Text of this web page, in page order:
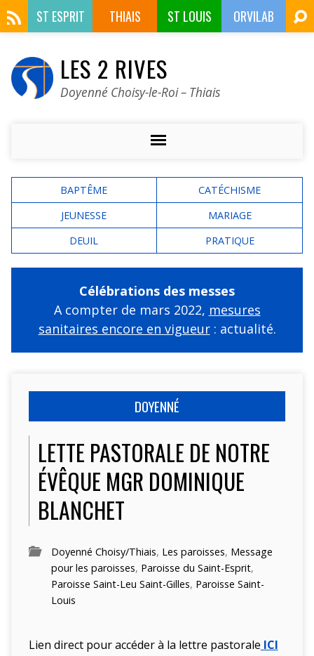
ST ESPRIT THIAIS ST LOUIS ORVILAB
LES 2 RIVES
Doyenné Choisy-le-Roi – Thiais
BAPTÊME
CATÉCHISME
JEUNESSE
MARIAGE
DEUIL
PRATIQUE
Célébrations des messes
A compter de mars 2022, mesures
sanitaires encore en vigueur: actualité.
DOYENNÉ
LETTE PASTORALE DE NOTRE
ÉVÊQUE MGR DOMINIQUE
BLANCHET
Doyenné Choisy/Thiais, Les paroisses, Message
pour les paroisses, Paroisse du Saint-Esprit,
Paroisse Saint-Leu Saint-Gilles, Paroisse Saint-
Louis
Lien direct pour accéder à la lettre pastorale ICI